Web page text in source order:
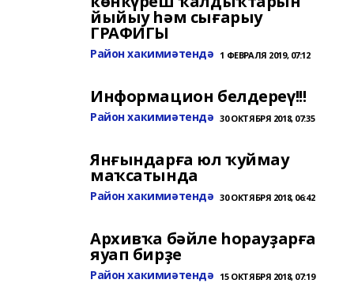
йыйыу һәм сығарыу
ГРАФИГЫ
Район хакимиәтендә 1 ФЕВРАЛЯ 2019, 07:12
Информацион белдереү!!!
Район хакимиәтендә 30 ОКТЯБРЯ 2018, 07:35
Янғындарға юл ҡуймау
маҡсатында
Район хакимиәтендә 30 ОКТЯБРЯ 2018, 06:42
Архивҡа бәйле һорауҙарға
яуап бирҙе
Район хакимиәтендә 15 ОКТЯБРЯ 2018, 07:19